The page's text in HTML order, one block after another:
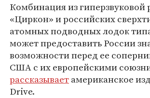
Комбинация из гиперзвуковой
«Циркон» и российских
атомных подводных лодок
может предоставить России
возможности перед ее
США с их европейскими
рассказываетамериканское
Drive.